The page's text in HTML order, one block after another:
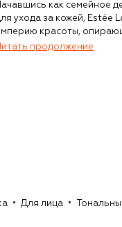
как семейное
ухода за кожей, Estée
красоты,
сегодня как
продолжение
Для лица